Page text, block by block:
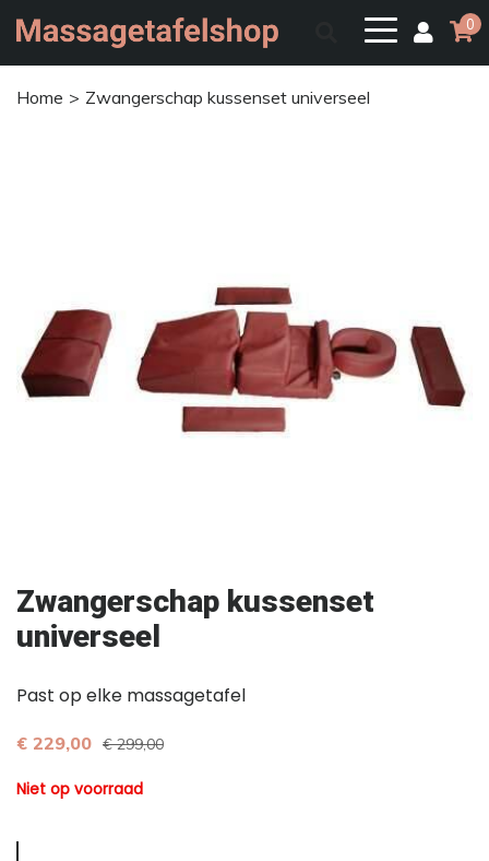
0
Home Zwangerschap kussenset universeel
Zwangerschap kussenset
universeel
Past op elke massagetafel
€ 229,00 € 299,00
Niet op voorraad